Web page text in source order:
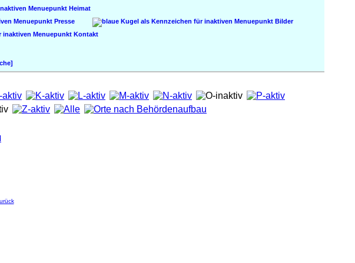
Heimat
Presse
Bilder
Kontakt